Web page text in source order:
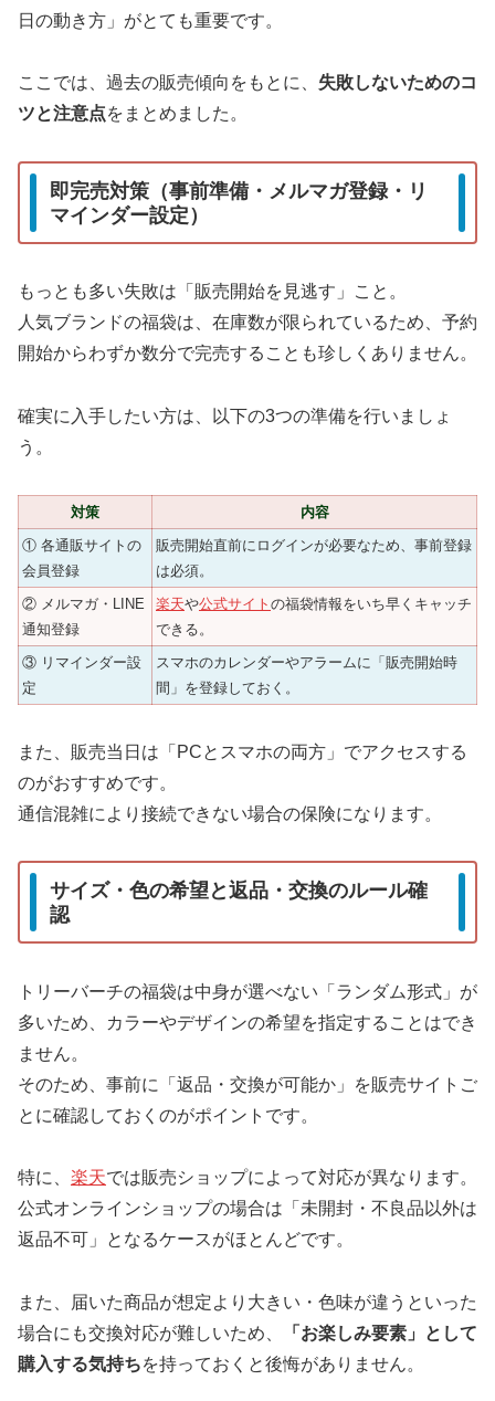
日の動き方」がとても重要です。
ここでは、過去の販売傾向をもとに、 失敗しないためのコ
ツと注意点をまとめました。
即完売対策（事前準備・メルマガ登録・リ
マインダー設定）
もっとも多い失敗は「販売開始を見逃す」こと。
人気ブランドの福袋は、在庫数が限られているため、予約
開始からわずか数分で完売することも珍しくありません。
確実に入手したい方は、以下の3つの準備を行いましょ
う。
対策
内容
① 各通販サイトの
会員登録
販売開始直前にログインが必要なため、事前登録
は必須。
② メルマガ・LINE
通知登録
楽天や公式サイト の福袋情報をいち早くキャッチ
できる。
③ リマインダー設
定
スマホのカレンダーやアラームに「販売開始時
間」を登録しておく。
また、販売当日は「PCとスマホの両方」でアクセスする
のがおすすめです。
通信混雑により接続できない場合の保険になります。
サイズ・色の希望と返品・交換のルール確
認
トリーバーチの福袋は中身が選べない「ランダム形式」が
多いため、カラーやデザインの希望を指定することはでき
ません。
そのため、事前に「返品・交換が可能か」を販売サイトご
とに確認しておくのがポイントです。
特に、 楽天では販売ショップによって対応が異なります。
公式オンラインショップの場合は「未開封・不良品以外は
返品不可」となるケースがほとんどです。
また、届いた商品が想定より大きい・色味が違うといった
場合にも交換対応が難しいため、
「お楽しみ要素」として
購入する気持ちを持っておくと後悔がありません。